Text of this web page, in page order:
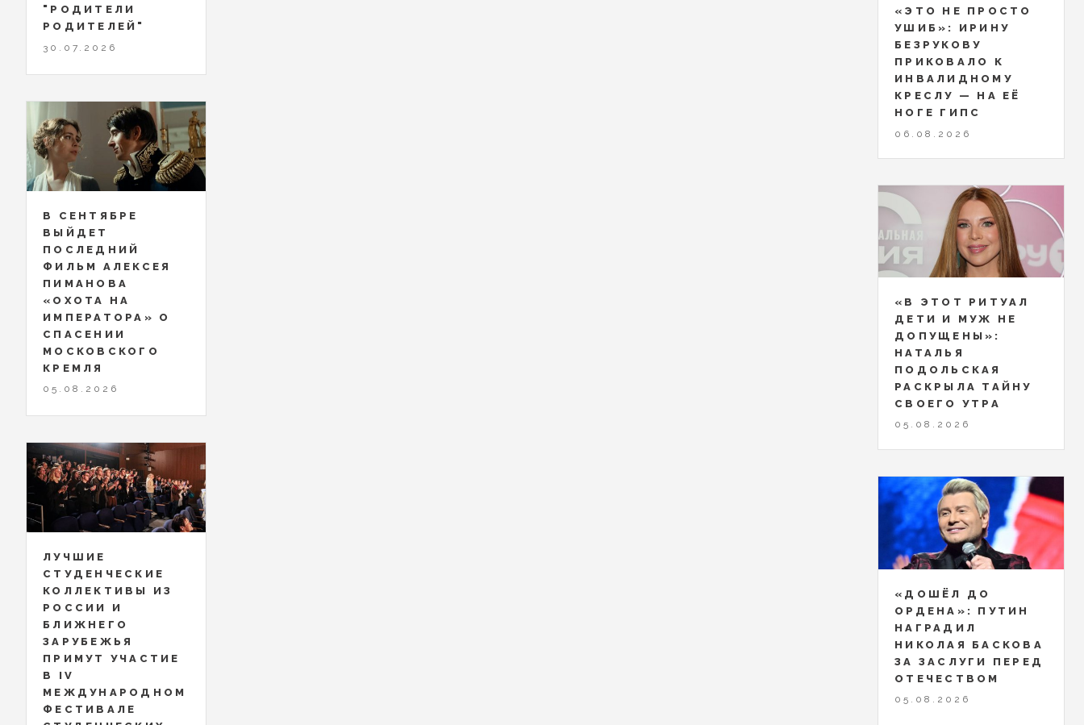
"РОДИТЕЛИ
РОДИТЕЛЕЙ"
30.07.2026
В СЕНТЯБРЕ
ВЫЙДЕТ
ПОСЛЕДНИЙ
ФИЛЬМ АЛЕКСЕЯ
ПИМАНОВА
«ОХОТА НА
ИМПЕРАТОРА» О
СПАСЕНИИ
МОСКОВСКОГО
КРЕМЛЯ
05.08.2026
ЛУЧШИЕ
СТУДЕНЧЕСКИЕ
КОЛЛЕКТИВЫ ИЗ
РОССИИ И
БЛИЖНЕГО
ЗАРУБЕЖЬЯ
ПРИМУТ УЧАСТИЕ
В IV
МЕЖДУНАРОДНОМ
ФЕСТИВАЛЕ
«ЭТО НЕ ПРОСТО
УШИБ»: ИРИНУ
БЕЗРУКОВУ
ПРИКОВАЛО К
ИНВАЛИДНОМУ
КРЕСЛУ — НА ЕЁ
НОГЕ ГИПС
06.08.2026
«В ЭТОТ РИТУАЛ
ДЕТИ И МУЖ НЕ
ДОПУЩЕНЫ»:
НАТАЛЬЯ
ПОДОЛЬСКАЯ
РАСКРЫЛА ТАЙНУ
СВОЕГО УТРА
05.08.2026
«ДОШЁЛ ДО
ОРДЕНА»: ПУТИН
НАГРАДИЛ
НИКОЛАЯ БАСКОВА
ЗА ЗАСЛУГИ ПЕРЕД
ОТЕЧЕСТВОМ
05.08.2026